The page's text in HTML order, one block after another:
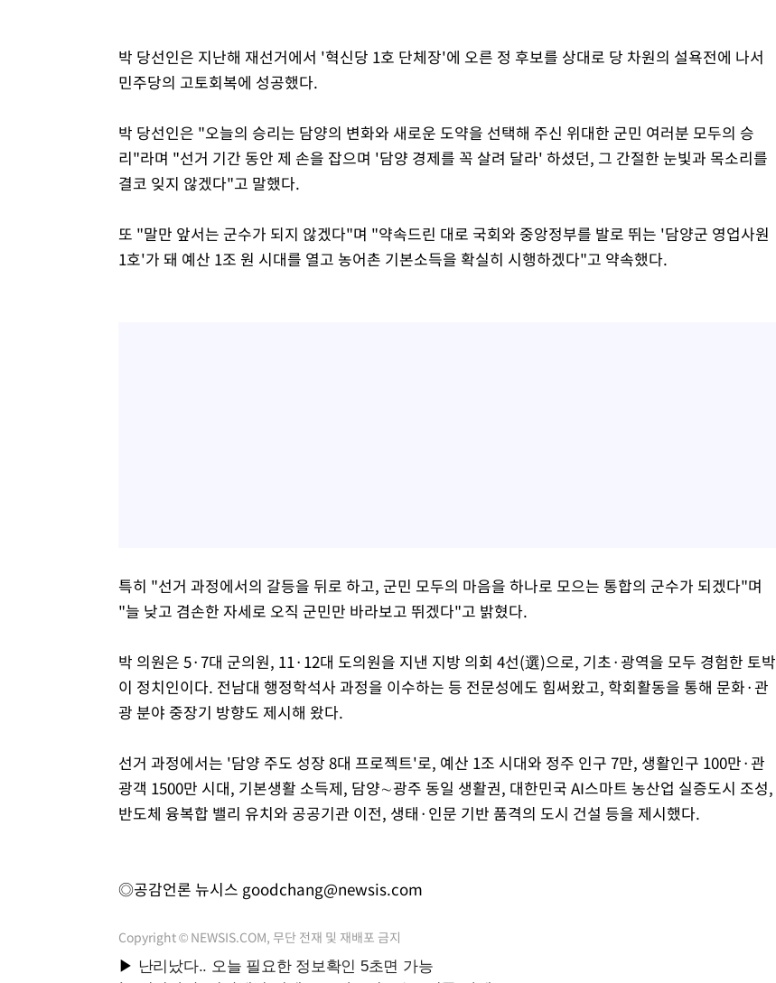
박 당선인은 지난해 재선거에서 '혁신당 1호 단체장'에 오른 정 후보를 상대로 당 차원의 설욕전에 나서
민주당의 고토회복에 성공했다.
박 당선인은 "오늘의 승리는 담양의 변화와 새로운 도약을 선택해 주신 위대한 군민 여러분 모두의 승
리"라며 "선거 기간 동안 제 손을 잡으며 '담양 경제를 꼭 살려 달라' 하셨던, 그 간절한 눈빛과 목소리를
결코 잊지 않겠다"고 말했다.
또 "말만 앞서는 군수가 되지 않겠다"며 "약속드린 대로 국회와 중앙정부를 발로 뛰는 '담양군 영업사원
1호'가 돼 예산 1조 원 시대를 열고 농어촌 기본소득을 확실히 시행하겠다"고 약속했다.
특히 "선거 과정에서의 갈등을 뒤로 하고, 군민 모두의 마음을 하나로 모으는 통합의 군수가 되겠다"며
"늘 낮고 겸손한 자세로 오직 군민만 바라보고 뛰겠다"고 밝혔다.
박 의원은 5·7대 군의원, 11·12대 도의원을 지낸 지방 의회 4선(選)으로, 기초·광역을 모두 경험한 토박
이 정치인이다. 전남대 행정학석사 과정을 이수하는 등 전문성에도 힘써왔고, 학회활동을 통해 문화·관
광 분야 중장기 방향도 제시해 왔다.
선거 과정에서는 '담양 주도 성장 8대 프로젝트'로, 예산 1조 시대와 정주 인구 7만, 생활인구 100만·관
광객 1500만 시대, 기본생활 소득제, 담양∼광주 동일 생활권, 대한민국 AI스마트 농산업 실증도시 조성,
반도체 융복합 밸리 유치와 공공기관 이전, 생태·인문 기반 품격의 도시 건설 등을 제시했다.
◎공감언론 뉴시스 goodchang@newsis.com
Copyright © NEWSIS.COM, 무단 전재 및 재배포 금지